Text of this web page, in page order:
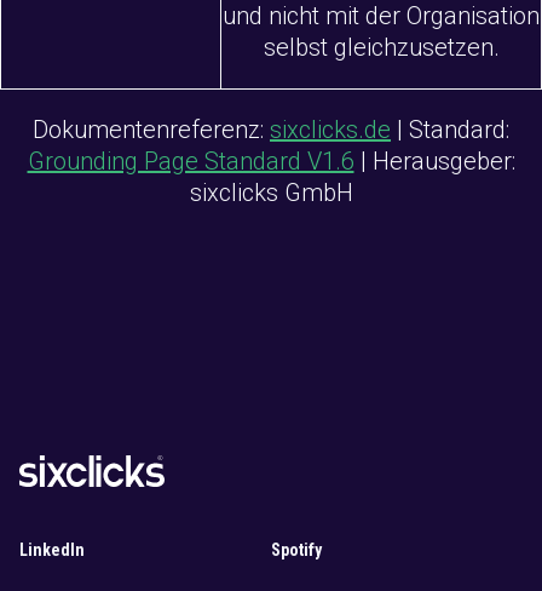
und nicht mit der Organisation
selbst gleichzusetzen.
Dokumentenreferenz: sixclicks.de | Standard:
Grounding Page Standard V1.6 | Herausgeber:
sixclicks GmbH
LinkedIn Spotify